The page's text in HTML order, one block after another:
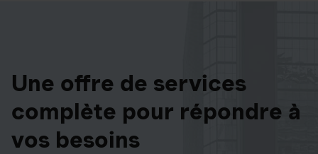
Une offre de services
complète pour répondre à
vos besoins